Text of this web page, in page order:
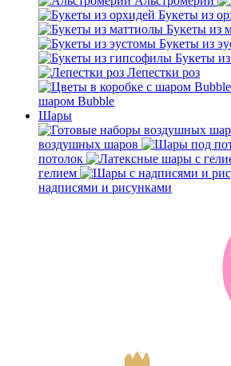
Букеты из
Букеты из
Букеты из
Букеты
Лепестки роз
шаром Bubble
Шары
воздушных шаров
потолок
гелием
надписями и рисунками